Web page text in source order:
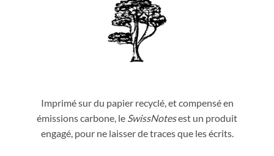
Imprimé sur du papier recyclé, et compensé en
émissions carbone, le SwissNotesest un produit
engagé, pour ne laisser de traces que les écrits.